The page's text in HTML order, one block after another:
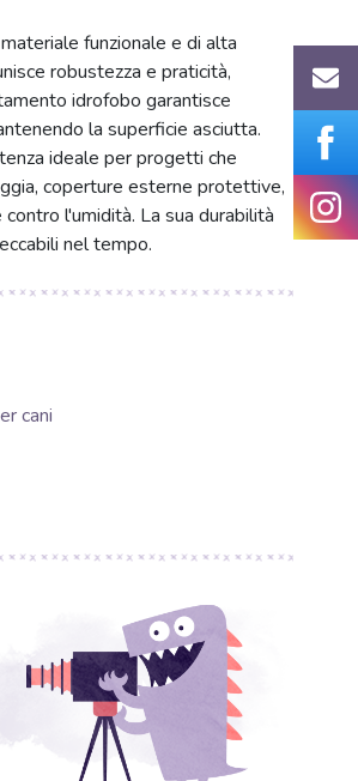
funzionale e di alta
robustezza e praticità,
idrofobo garantisce
la superficie asciutta.
ideale per progetti che
coperture esterne protettive,
l'umidità. La sua durabilità
nel tempo.
cani